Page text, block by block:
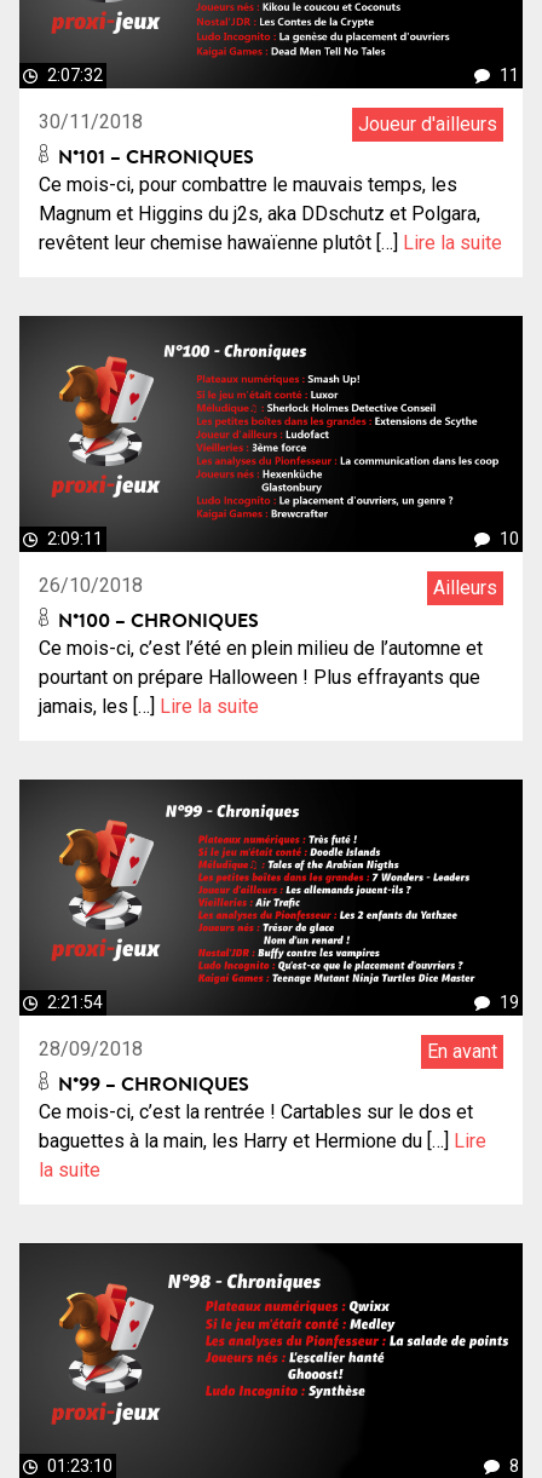
2:07:32 11
30/11/2018 Joueur d'ailleurs
N°101 – CHRONIQUES
Ce mois-ci, pour combattre le mauvais temps, les
Magnum et Higgins du j2s, aka DDschutz et Polgara,
revêtent leur chemise hawaïenne plutôt […] Lire la suite
2:09:11 10
26/10/2018 Ailleurs
N°100 – CHRONIQUES
Ce mois-ci, c’est l’été en plein milieu de l’automne et
pourtant on prépare Halloween ! Plus effrayants que
jamais, les […] Lire la suite
2:21:54 19
28/09/2018 En avant
N°99 – CHRONIQUES
Ce mois-ci, c’est la rentrée ! Cartables sur le dos et
baguettes à la main, les Harry et Hermione du […] Lire
la suite
01:23:10 8